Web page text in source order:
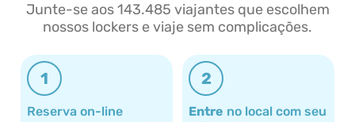
Junte-se aos 143.485 viajantes que escolhem
nossos lockers e viaje sem complicações.
1
Reserva on-line
2
Entre no local com seu